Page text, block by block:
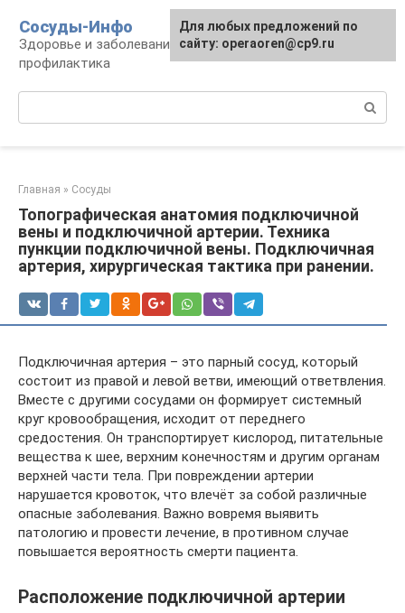
контенту
Сосуды-Инфо
Здоровье и заболевания сосудов и сердца,
профилактика
Главная » Сосуды
Топографическая анатомия подключичной
вены и подключичной артерии. Техника
пункции подключичной вены. Подключичная
артерия, хирургическая тактика при ранении.
Подключичная артерия – это парный сосуд, который
состоит из правой и левой ветви, имеющий ответвления.
Вместе с другими сосудами он формирует системный
круг кровообращения, исходит от переднего
средостения. Он транспортирует кислород, питательные
вещества к шее, верхним конечностям и другим органам
верхней части тела. При повреждении артерии
нарушается кровоток, что влечёт за собой различные
опасные заболевания. Важно вовремя выявить
патологию и провести лечение, в противном случае
повышается вероятность смерти пациента.
Расположение подключичной артерии
Для любых предложений по
сайту: operaoren@cp9.ru